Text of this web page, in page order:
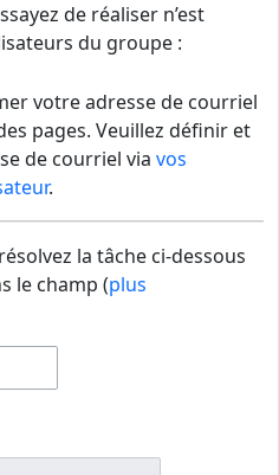
de réaliser n’est
du groupe :
votre adresse de courriel
pages. Veuillez définir et
de courriel via vos
.
la tâche ci-dessous
le champ (plus